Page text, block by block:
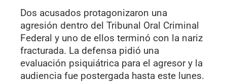
Dos acusados protagonizaron una
agresión dentro del Tribunal Oral Criminal
Federal y uno de ellos terminó con la nariz
fracturada. La defensa pidió una
evaluación psiquiátrica para el agresor y la
audiencia fue postergada hasta este lunes.